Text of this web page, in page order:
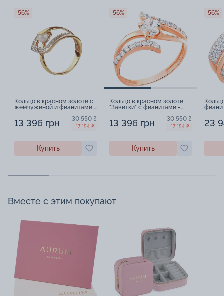
56%
Кольцо в красном золоте с
жемчужиной и фианитами -
13 396 грн 30 550 ₴
-17 154 ₴
Купить
56%
Кольцо в красном золоте
"Завитки" с фианитами -
13 396 грн 30 550 ₴
-17 154 ₴
Купить
56%
23
Вместе с этим покупают